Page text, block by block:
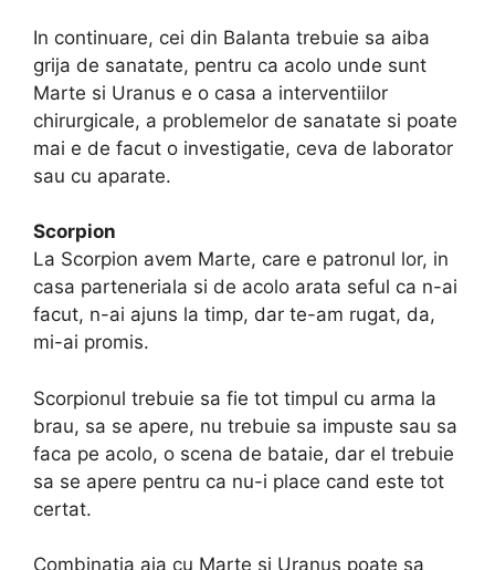
In continuare, cei din Balanta trebuie sa aiba
grija de sanatate, pentru ca acolo unde sunt
Marte si Uranus e o casa a interventiilor
chirurgicale, a problemelor de sanatate si poate
mai e de facut o investigatie, ceva de laborator
sau cu aparate.
Scorpion
La Scorpion avem Marte, care e patronul lor, in
casa parteneriala si de acolo arata seful ca n-ai
facut, n-ai ajuns la timp, dar te-am rugat, da,
mi-ai promis.
Scorpionul trebuie sa fie tot timpul cu arma la
brau, sa se apere, nu trebuie sa impuste sau sa
faca pe acolo, o scena de bataie, dar el trebuie
sa se apere pentru ca nu-i place cand este tot
certat.
Combinatia aia cu Marte si Uranus poate sa